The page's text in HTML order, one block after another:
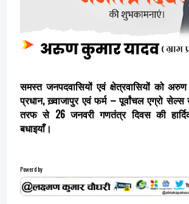
समस्त जनपदवासियों एवं क्षेत्रवासियों को
प्रधान, ख़्वाजापुर एवं फर्म – पूर्वांचल एग्रो
तरफ से 26 जनवरी गणतंत्र दिवस की
बधाइयाँ।
Powerd by